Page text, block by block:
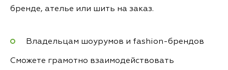
бренде, ателье или шить на заказ.
Владельцам шоурумов и fashion-брендов
Сможете грамотно взаимодействовать